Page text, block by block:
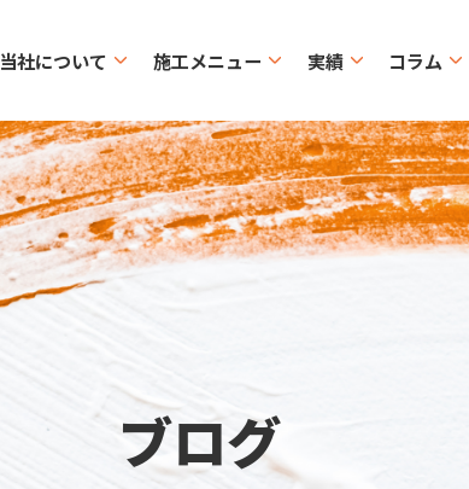
当社について 施工メニュー 実績 コラム
ブログ